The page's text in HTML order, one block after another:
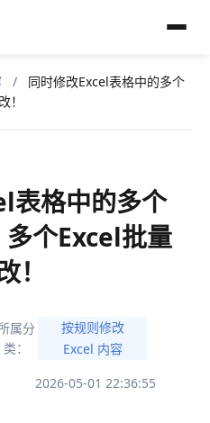
/
同时修改Excel表格中的多个
！
表格中的多个
个Excel批量
！
属分
类：
按规则修改
Excel 内容
2026-05-01 22:36:55